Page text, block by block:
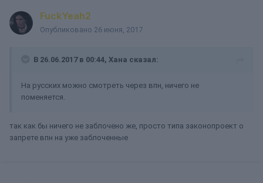
FuckYeah2
Опубликовано 26 июня, 2017
В 26.06.2017 в 00:44, Хана сказал:
На русских можно смотреть через впн, ничего не
поменяется.
так как бы ничего не заблочено же, просто типа законопроект о
запрете впн на уже заблоченные